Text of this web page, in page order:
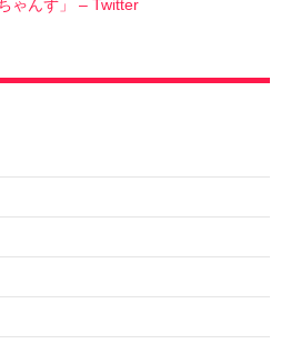
ゃんず」 – Twitter